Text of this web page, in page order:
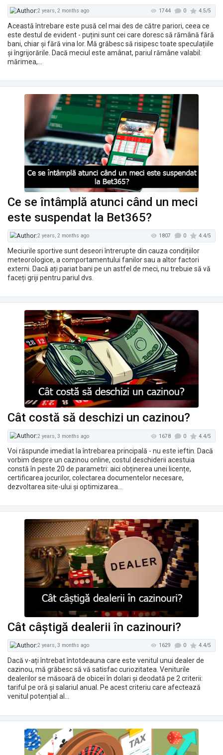
2 years, 1 month ago
2 years, 1 month ago
2 years, 2 months ago 1744
Această întrebare este pusă cel mai des de către pariori, ceea ce
este destul de evident - puțini sunt cei care doresc să rămână fără
bani, chiar și fără vina lor. Mă grăbesc să risipesc toate speculațiile
și îngrijorările. Dacă meciul este amânat, pariul rămâne valabil:
mărimea,…
Ce se întâmplă atunci când un meci
este suspendat la Bet365?
Meciurile sportive sunt deseori întrerupte din cauza condițiilor
meteorologice, a comportamentului fanilor sau a altor factori
externi. Dacă ați pariat bani pe un astfel de meci, nu trebuie să vă
faceți griji pentru pariul dvs.
Cât costă să deschizi un cazinou?
Voi răspunde imediat la întrebarea principală - nu este ieftin. Dacă
vorbim despre un cazinou online, costul deschiderii acestuia
constă în peste 20 de parametri: aici obținerea unei licențe,
certificarea jocurilor, colectarea documentelor necesare,
dezvoltarea site-ului și optimizarea…
Cât câștigă dealerii în cazinouri?
Dacă v-ați întrebat întotdeauna care este venitul unui dealer de
cazinou, mă grăbesc să vă satisfac curiozitatea. Veniturile
dealerilor se măsoară de obicei în dolari și deodată pe 2 criterii:
tariful pe oră și salariul anual. Pe acest criteriu care afectează
venitul potențial al…